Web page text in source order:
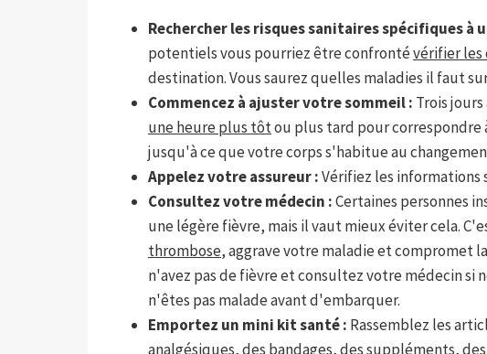
Rechercher les risques sanitaires spécifiques à
potentiels vous pourriez être confrontévérifier les
destination. Vous saurez quelles maladies il faut
Commencez à ajuster votre sommeil : Trois
une heure plus tôtou plus tard pour
jusqu'à ce que votre corps s'habitue au
Appelez votre assureur :Vérifiez les informations
Consultez votre médecin :Certaines personnes
une légère fièvre, mais il vaut mieux éviter cela.
thrombose, aggrave votre maladie et compromet
n'avez pas de fièvre et consultez votre médecin si
n'êtes pas malade avant d'embarquer.
Emportez un mini kit santé : Rassemblez les
analgésiques, des bandages, des suppléments,